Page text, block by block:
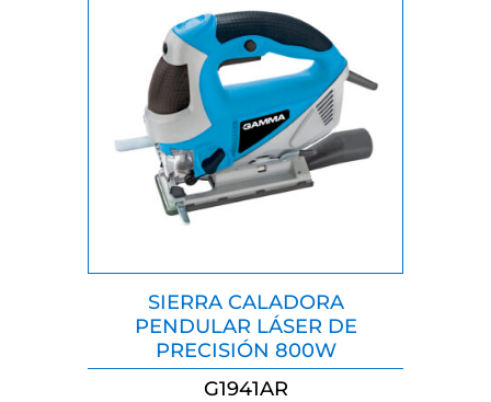
SIERRA CALADORA
PENDULAR LÁSER DE
PRECISIÓN 800W
G1941AR